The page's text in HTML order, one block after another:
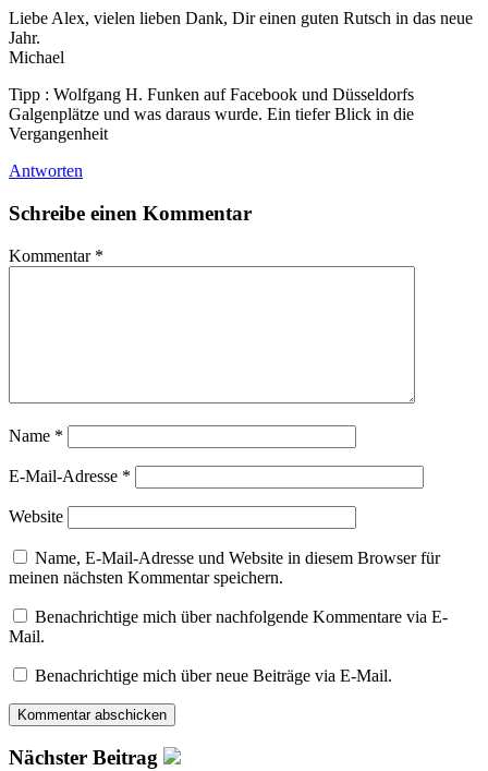
Liebe Alex, vielen lieben Dank, Dir einen guten Rutsch in das neue
Jahr.
Michael
Tipp : Wolfgang H. Funken auf Facebook und Düsseldorfs
Galgenplätze und was daraus wurde. Ein tiefer Blick in die
Vergangenheit
Antworten
Schreibe einen Kommentar
Kommentar *
Name *
E-Mail-Adresse *
Website
Name, E-Mail-Adresse und Website in diesem Browser für
meinen nächsten Kommentar speichern.
Benachrichtige mich über nachfolgende Kommentare via E-
Mail.
Benachrichtige mich über neue Beiträge via E-Mail.
Nächster Beitrag